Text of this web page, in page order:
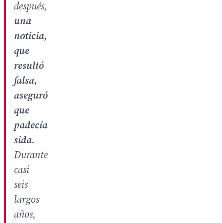
después,
una
noticia,
que
resultó
falsa,
aseguró
que
padecía
sida.
Durante
casi
seis
largos
años,